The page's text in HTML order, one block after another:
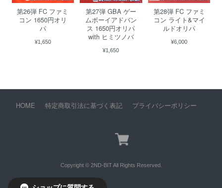
第26弾 FC ファミ
コン 1650円オリ
パ
¥1,650
第27弾 GBA ゲー
ムボーイアドバン
ス 1650円オリパ
with ヒミツノバ
¥1,650
第28弾 FC ファミ
コン ライト&マイ
ルドオリパ
¥6,000
HOME 特定商取引法に基づく表記 プライバシーポリシー
Copyright © 2ND-BIT All Rights Reserved.